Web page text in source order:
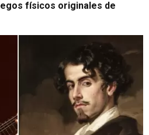
físicos originales de